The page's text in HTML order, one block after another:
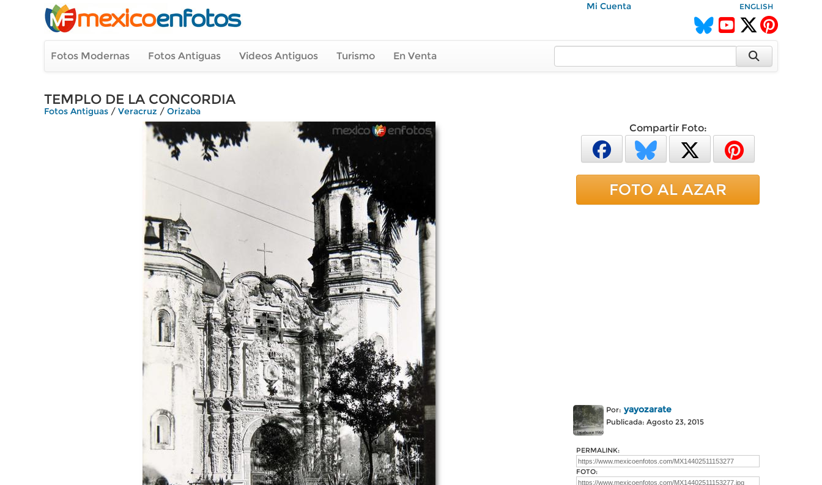
Mi Cuenta ENGLISH
Fotos Modernas Fotos Antiguas Videos Antiguos Turismo En Venta
TEMPLO DE LA CONCORDIA
Fotos Antiguas / Veracruz / Orizaba
Compartir Foto:
FOTO AL AZAR
Por: yayozarate
Publicada: Agosto 23, 2015
PERMALINK:
FOTO: